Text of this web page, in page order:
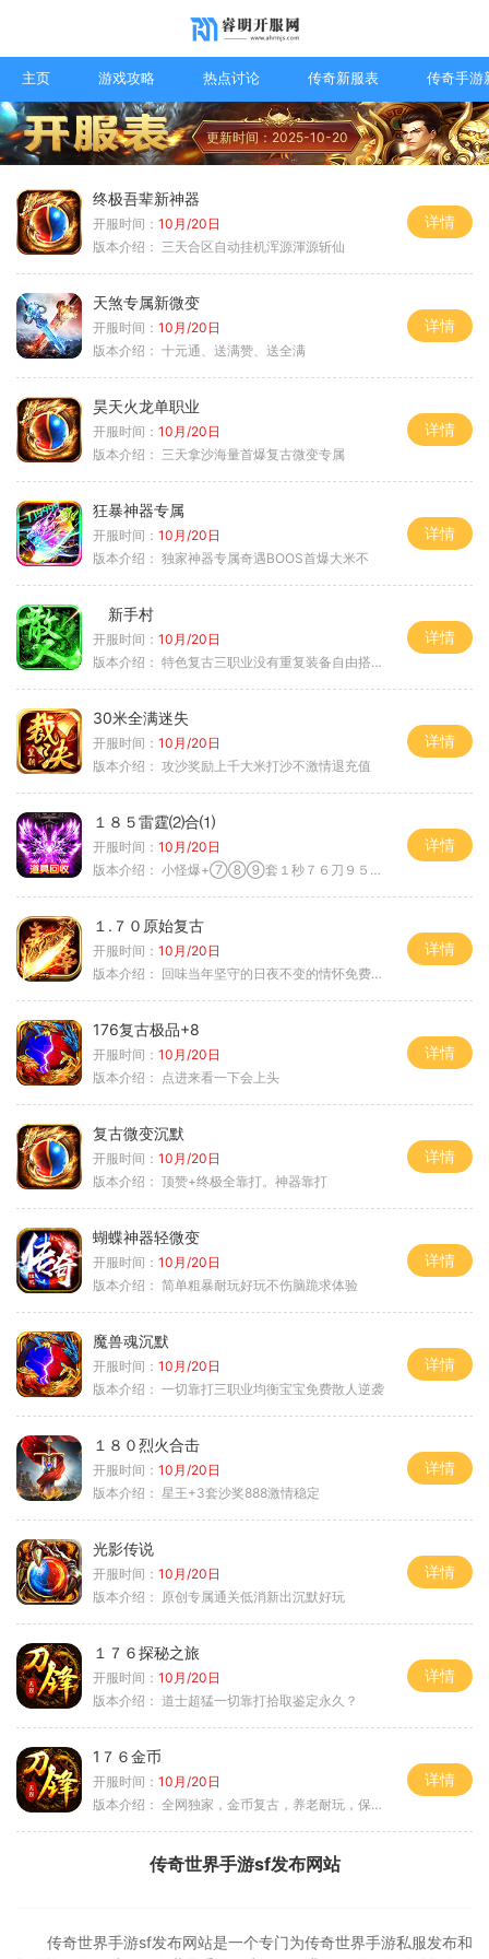
主页 游戏攻略 热点讨论 传奇新服表 传奇手游
更新时间：2025-10-20
终极吾辈新神器
开服时间： 10月/20日
版本介绍： 三天合区自动挂机浑源渾源斩仙
详情
天煞专属新微变
开服时间： 10月/20日
版本介绍： 十元通、送满赞、送全满
详情
昊天火龙单职业
开服时间： 10月/20日
版本介绍： 三天拿沙海量首爆复古微变专属
详情
狂暴神器专属
开服时间： 10月/20日
版本介绍： 独家神器专属奇遇BOOS首爆大米不
详情
新手村
开服时间： 10月/20日
版本介绍： 特色复古三职业没有重复装备自由搭配私
详情
30米全满迷失
开服时间： 10月/20日
版本介绍： 攻沙奖励上千大米打沙不激情退充值
详情
１８５雷霆⑵合⑴
开服时间： 10月/20日
版本介绍： 小怪爆+⑦⑧⑨套１秒７６刀９５范围捡
详情
１.７０原始复古
开服时间： 10月/20日
版本介绍： 回味当年坚守的日夜不变的情怀免费绿色
详情
176复古极品+8
开服时间： 10月/20日
版本介绍： 点进来看一下会上头
详情
复古微变沉默
开服时间： 10月/20日
版本介绍： 顶赞+终极全靠打。神器靠打
详情
蝴蝶神器轻微变
开服时间： 10月/20日
版本介绍： 简单粗暴耐玩好玩不伤脑跪求体验
详情
魔兽魂沉默
开服时间： 10月/20日
版本介绍： 一切靠打三职业均衡宝宝免费散人逆袭
详情
１８０烈火合击
开服时间： 10月/20日
版本介绍： 星王+3套沙奖888激情稳定
详情
光影传说
开服时间： 10月/20日
版本介绍： 原创专属通关低消新出沉默好玩
详情
１７６探秘之旅
开服时间： 10月/20日
版本介绍： 道士超猛一切靠打拾取鉴定永久？
详情
1７６金币
开服时间： 10月/20日
版本介绍： 全网独家，金币复古，养老耐玩，保底回収
详情
传奇世界手游sf发布网站
传奇世界手游sf发布网站是一个专门为传奇世界手游私服发布和